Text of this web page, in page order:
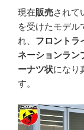
現在販売されて
を受けたモデル
れ、 フロントラ
ネーションラン
ーナツ状になり
す。